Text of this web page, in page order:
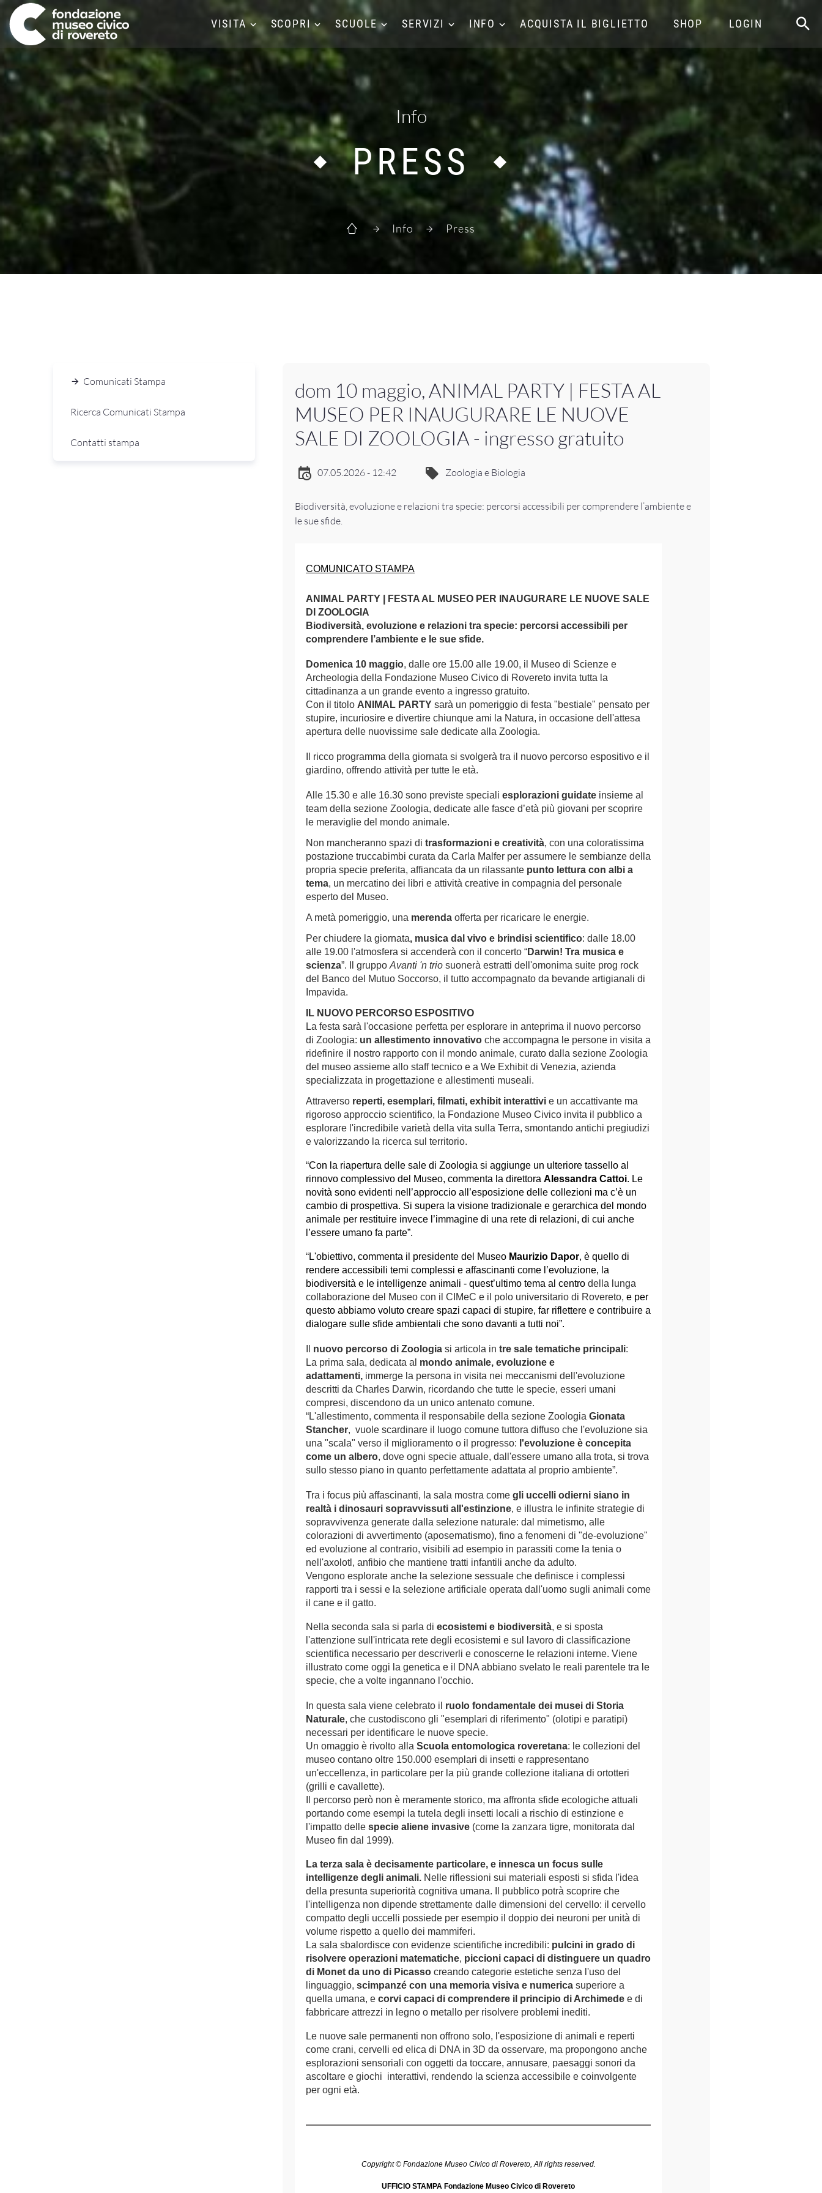
VISITA SCOPRI SCUOLE SERVIZI INFO ACQUISTA IL BIGLIETTO SHOP LOGIN
Info
PRESS
Info Press
Comunicati Stampa
Ricerca Comunicati Stampa
Contatti stampa
dom 10 maggio, ANIMAL PARTY | FESTA AL
MUSEO PER INAUGURARE LE NUOVE
SALE DI ZOOLOGIA - ingresso gratuito
07.05.2026 - 12:42 Zoologia e Biologia
Biodiversità, evoluzione e relazioni tra specie: percorsi accessibili per comprendere l’ambiente e
le sue sfide.
COMUNICATO STAMPA
ANIMAL PARTY | FESTA AL MUSEO PER INAUGURARE LE NUOVE SALE
DI ZOOLOGIA
Biodiversità, evoluzione e relazioni tra specie: percorsi accessibili per
comprendere l’ambiente e le sue sfide.
Domenica 10 maggio, dalle ore 15.00 alle 19.00, il Museo di Scienze e
Archeologia della Fondazione Museo Civico di Rovereto invita tutta la
cittadinanza a un grande evento a ingresso gratuito.
Con il titolo ANIMAL PARTY sarà un pomeriggio di festa "bestiale" pensato per
stupire, incuriosire e divertire chiunque ami la Natura, in occasione dell'attesa
apertura delle nuovissime sale dedicate alla Zoologia.
Il ricco programma della giornata si svolgerà tra il nuovo percorso espositivo e il
giardino, offrendo attività per tutte le età.
Alle 15.30 e alle 16.30 sono previste speciali esplorazioni guidate insieme al
team della sezione Zoologia, dedicate alle fasce d’età più giovani per scoprire
le meraviglie del mondo animale.
Non mancheranno spazi di trasformazioni e creatività, con una coloratissima
postazione truccabimbi curata da Carla Malfer per assumere le sembianze della
propria specie preferita, affiancata da un rilassante punto lettura con albi a
tema, un mercatino dei libri e attività creative in compagnia del personale
esperto del Museo.
A metà pomeriggio, una merenda offerta per ricaricare le energie.
Per chiudere la giornata, musica dal vivo e brindisi scientifico: dalle 18.00
alle 19.00 l'atmosfera si accenderà con il concerto “Darwin! Tra musica e
scienza”. Il gruppo Avanti 'n trio suonerà estratti dell'omonima suite prog rock
del Banco del Mutuo Soccorso, il tutto accompagnato da bevande artigianali di
Impavida.
IL NUOVO PERCORSO ESPOSITIVO
La festa sarà l'occasione perfetta per esplorare in anteprima il nuovo percorso
di Zoologia: un allestimento innovativo che accompagna le persone in visita a
ridefinire il nostro rapporto con il mondo animale, curato dalla sezione Zoologia
del museo assieme allo staff tecnico e a We Exhibit di Venezia, azienda
specializzata in progettazione e allestimenti museali.
Attraverso reperti, esemplari, filmati, exhibit interattivi e un accattivante ma
rigoroso approccio scientifico, la Fondazione Museo Civico invita il pubblico a
esplorare l'incredibile varietà della vita sulla Terra, smontando antichi pregiudizi
e valorizzando la ricerca sul territorio.
“Con la riapertura delle sale di Zoologia si aggiunge un ulteriore tassello al
rinnovo complessivo del Museo, commenta la direttora Alessandra Cattoi. Le
novità sono evidenti nell’approccio all’esposizione delle collezioni ma c’è un
cambio di prospettiva. Si supera la visione tradizionale e gerarchica del mondo
animale per restituire invece l’immagine di una rete di relazioni, di cui anche
l’essere umano fa parte”.
“L'obiettivo, commenta il presidente del Museo Maurizio Dapor, è quello di
rendere accessibili temi complessi e affascinanti come l’evoluzione, la
biodiversità e le intelligenze animali - quest’ultimo tema al centro della lunga
collaborazione del Museo con il CIMeC e il polo universitario di Rovereto, e per
questo abbiamo voluto creare spazi capaci di stupire, far riflettere e contribuire a
dialogare sulle sfide ambientali che sono davanti a tutti noi”.
nuovo percorso di Zoologia si articola in tre sale tematiche principali:
La prima sala, dedicata al mondo animale, evoluzione e
adattamenti, immerge la persona in visita nei meccanismi dell'evoluzione
descritti da Charles Darwin, ricordando che tutte le specie, esseri umani
compresi, discendono da un unico antenato comune.
“L'allestimento, commenta il responsabile della sezione Zoologia Gionata
Stancher, vuole scardinare il luogo comune tuttora diffuso che l'evoluzione sia
una "scala" verso il miglioramento o il progresso: l'evoluzione è concepita
come un albero, dove ogni specie attuale, dall'essere umano alla trota, si trova
sullo stesso piano in quanto perfettamente adattata al proprio ambiente”.
Tra i focus più affascinanti, la sala mostra come gli uccelli odierni siano in
realtà i dinosauri sopravvissuti all'estinzione, e illustra le infinite strategie di
sopravvivenza generate dalla selezione naturale: dal mimetismo, alle
colorazioni di avvertimento (aposematismo), fino a fenomeni di "de-evoluzione"
ed evoluzione al contrario, visibili ad esempio in parassiti come la tenia o
nell'axolotl, anfibio che mantiene tratti infantili anche da adulto.
Vengono esplorate anche la selezione sessuale che definisce i complessi
rapporti tra i sessi e la selezione artificiale operata dall'uomo sugli animali come
il cane e il gatto.
Nella seconda sala si parla di ecosistemi e biodiversità, e si sposta
l'attenzione sull'intricata rete degli ecosistemi e sul lavoro di classificazione
scientifica necessario per descriverli e conoscerne le relazioni interne. Viene
illustrato come oggi la genetica e il DNA abbiano svelato le reali parentele tra le
specie, che a volte ingannano l'occhio.
In questa sala viene celebrato il ruolo fondamentale dei musei di Storia
Naturale, che custodiscono gli "esemplari di riferimento" (olotipi e paratipi)
necessari per identificare le nuove specie.
Un omaggio è rivolto alla Scuola entomologica roveretana: le collezioni del
museo contano oltre 150.000 esemplari di insetti e rappresentano
un'eccellenza, in particolare per la più grande collezione italiana di ortotteri
(grilli e cavallette).
Il percorso però non è meramente storico, ma affronta sfide ecologiche attuali
portando come esempi la tutela degli insetti locali a rischio di estinzione e
l'impatto delle specie aliene invasive (come la zanzara tigre, monitorata dal
Museo fin dal 1999).
La terza sala è decisamente particolare, e innesca un focus sulle
intelligenze degli animali. Nelle riflessioni sui materiali esposti si sfida l'idea
della presunta superiorità cognitiva umana. Il pubblico potrà scoprire che
l'intelligenza non dipende strettamente dalle dimensioni del cervello: il cervello
compatto degli uccelli possiede per esempio il doppio dei neuroni per unità di
volume rispetto a quello dei mammiferi.
La sala sbalordisce con evidenze scientifiche incredibili: pulcini in grado di
risolvere operazioni matematiche, piccioni capaci di distinguere un quadro
di Monet da uno di Picasso creando categorie estetiche senza l'uso del
linguaggio, scimpanzé con una memoria visiva e numerica superiore a
quella umana, e corvi capaci di comprendere il principio di Archimede e di
fabbricare attrezzi in legno o metallo per risolvere problemi inediti.
Le nuove sale permanenti non offrono solo, l'esposizione di animali e reperti
come crani, cervelli ed elica di DNA in 3D da osservare, ma propongono anche
esplorazioni sensoriali con oggetti da toccare, annusare, paesaggi sonori da
ascoltare e giochi interattivi, rendendo la scienza accessibile e coinvolgente
per ogni età.
Copyright © Fondazione Museo Civico di Rovereto, All rights reserved.
UFFICIO STAMPA Fondazione Museo Civico di Rovereto